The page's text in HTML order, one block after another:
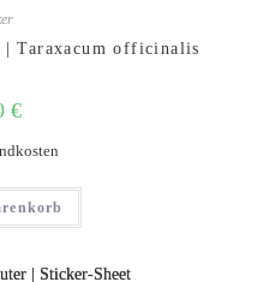
| Taraxacum officinalis
€